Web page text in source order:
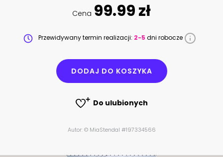
Cena 99.99 zł
Przewidywany termin realizacji: 2-5 dni robocze
DODAJ DO KOSZYKA
Do ulubionych
Autor: © MiaStendal #197334566